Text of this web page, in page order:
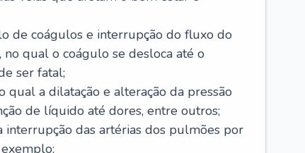
de coágulos e interrupção do fluxo do
no qual o coágulo se desloca até o
ser fatal;
qual a dilatação e alteração da pressão
de líquido até dores, entre outros;
interrupção das artérias dos pulmões por